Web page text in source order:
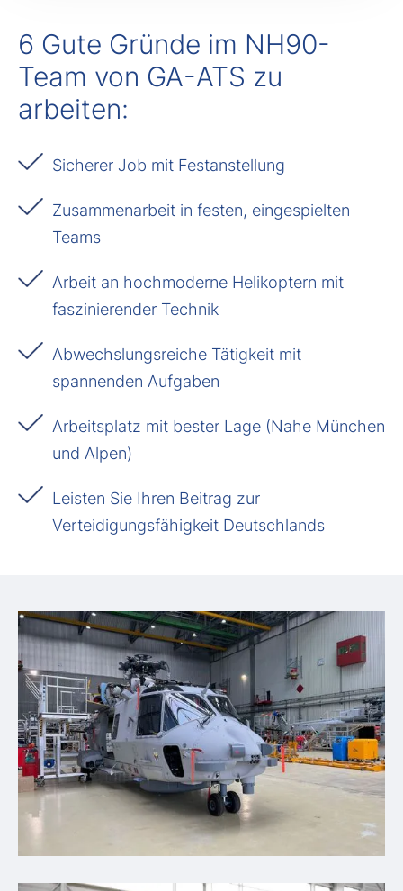
6 Gute Gründe im NH90-
Team von GA-ATS zu
arbeiten:
Sicherer Job mit Festanstellung
Zusammenarbeit in festen, eingespielten
Teams
Arbeit an hochmoderne Helikoptern mit
faszinierender Technik
Abwechslungsreiche Tätigkeit mit
spannenden Aufgaben
Arbeitsplatz mit bester Lage (Nahe München
und Alpen)
Leisten Sie Ihren Beitrag zur
Verteidigungsfähigkeit Deutschlands